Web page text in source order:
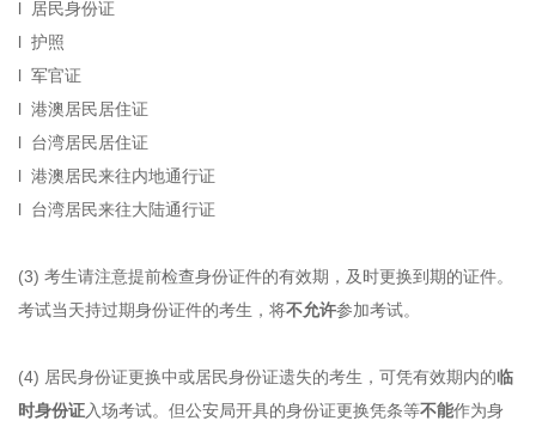
l 居民身份证
l 护照
l 军官证
l 港澳居民居住证
l 台湾居民居住证
l 港澳居民来往内地通行证
l 台湾居民来往大陆通行证
(3) 考生请注意提前检查身份证件的有效期，及时更换到期的证件。
考试当天持过期身份证件的考生，将不允许参加考试。
(4) 居民身份证更换中或居民身份证遗失的考生，可凭有效期内的临
时身份证入场考试。但公安局开具的身份证更换凭条等不能作为身